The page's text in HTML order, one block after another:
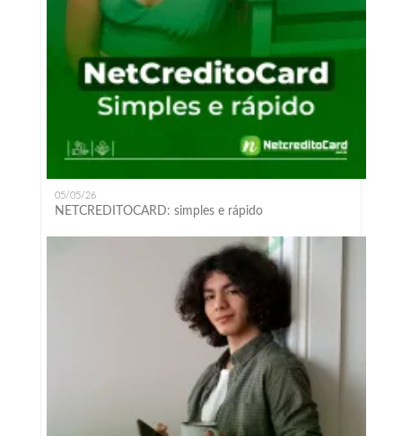
05/05/26
NETCREDITOCARD: simples e rápido